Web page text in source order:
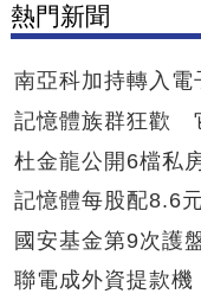
熱門新聞
南亞科加持轉入
記憶體族群狂歡
杜金龍公開6檔私
記憶體每股配8.6
國安基金第9次護
聯電成外資提款